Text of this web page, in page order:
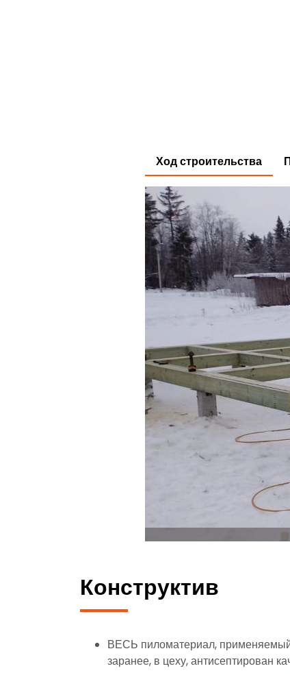
Ход строительства
Конструктив
ВЕСЬ пиломатериал,
заранее, в цеху, антисептирован